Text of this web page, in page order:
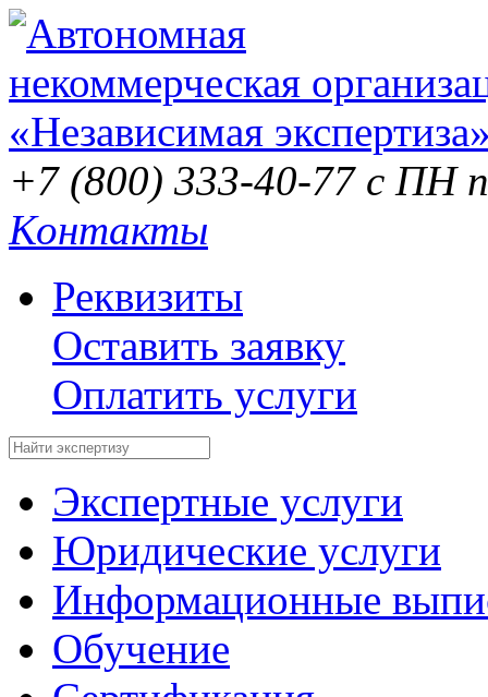
+7 (800) 333-40-77 с ПН
Контакты
Реквизиты
Оставить заявку
Оплатить услуги
Экспертные услуги
Юридические услуги
Информационные
Обучение